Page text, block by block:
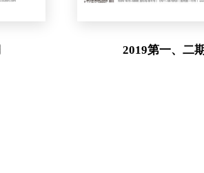
2019第一、二